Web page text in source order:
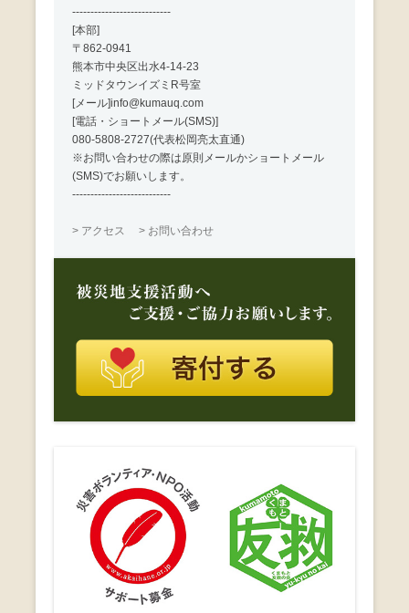
---------------------------
[本部]
〒862-0941
熊本市中央区出水4-14-23
ミッドタウンイズミR号室
[メール]info@kumauq.com
[電話・ショートメール(SMS)]
080-5808-2727(代表松岡亮太直通)
※お問い合わせの際は原則メールかショートメール
(SMS)でお願いします。
---------------------------
> アクセス > お問い合わせ